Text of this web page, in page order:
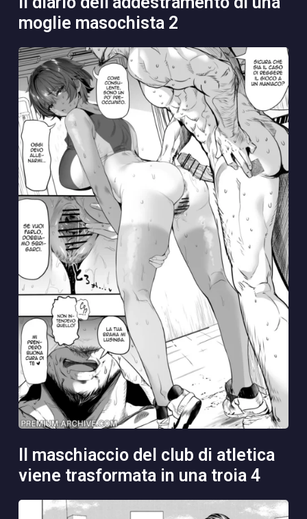
moglie masochista 2
viene trasformata in una troia 4